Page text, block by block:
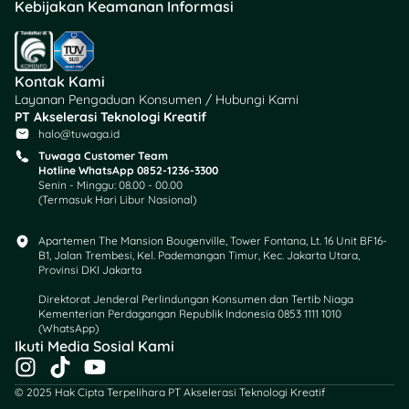
yang simpel, romantis, atau
sahabat.
Sebelum datang, jangan
lupa cek lagi syarat dan
ketentuan di masing-
masing outlet karena
periode dan ketentuan
promo bisa berbeda.
Semoga daftar ini bisa
momen Valentine yang
lebih manis, kenyang, dan
dompet kaget. Selamat
merayakan Valentine! 💕🍽️
✨
Kebijakan Keamanan Informasi
Kontak Kami
Layanan Pengaduan Konsumen / Hubungi Kami
PT Akselerasi Teknologi Kreatif
halo@tuwaga.id
Tuwaga Customer Team
Hotline WhatsApp 0852-1236-3300
Senin - Minggu: 08.00 - 00.00
(Termasuk Hari Libur Nasional)
Apartemen The Mansion Bougenville, Tower Fontana, Lt. 16 Unit BF16-
B1, Jalan Trembesi, Kel. Pademangan Timur, Kec. Jakarta Utara,
Provinsi DKI Jakarta
Direktorat Jenderal Perlindungan Konsumen dan Tertib Niaga
Kementerian Perdagangan Republik Indonesia 0853 1111 1010
(WhatsApp)​
Ikuti Media Sosial Kami
I
n
T
i
Y
o
© 2025 Hak Cipta Terpelihara PT Akselerasi Teknologi Kreatif